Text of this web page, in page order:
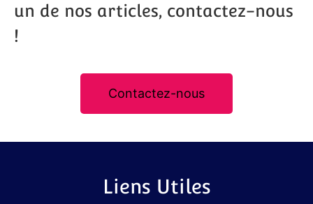
un de nos articles, contactez-nous
!
Contactez-nous
Liens Utiles